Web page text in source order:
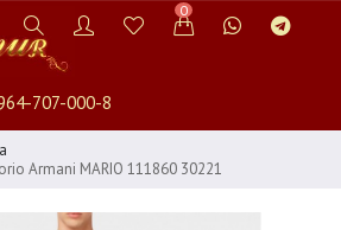
0
707-000-8
Armani MARIO 111860 30221